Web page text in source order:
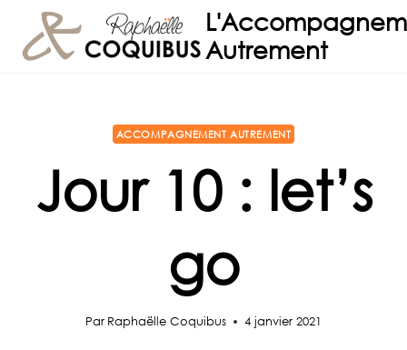
contenu
Autrement
ACCOMPAGNEMENT AUTREMENT
Jour 10 : let’s
go
Par Raphaëlle Coquibus 4 janvier 2021